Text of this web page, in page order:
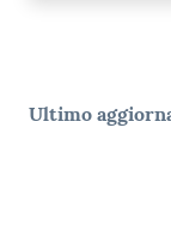
Ultimo